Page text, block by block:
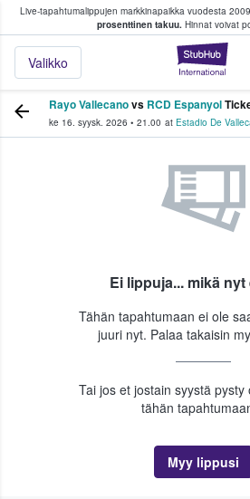
Live-tapahtumalippujen markkinapaikka vuodesta
prosenttinen takuu. Hinnat voivat
Valikko
fanit ostavat ja myyvät
Rayo Vallecanovs RCD Espanyol
ke 16. syysk. 2026 • 21.00 at Estadio De
Ei lippuja... mikä nyt
Tähän tapahtumaan ei ole
juuri nyt. Palaa takaisin
Tai jos et jostain syystä pysty
tähän
Myy lippusi